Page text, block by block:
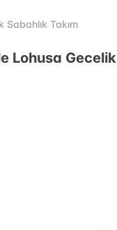
Sabahlık Takım
Lohusa Gecelik